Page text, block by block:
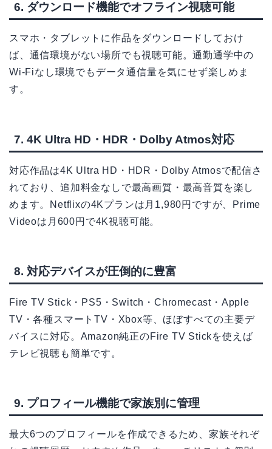
6. ダウンロード機能でオフライン視聴可能
スマホ・タブレットに作品をダウンロードしておけ
ば、通信環境がない場所でも視聴可能。通勤通学中の
Wi-Fiなし環境でもデータ通信量を気にせず楽しめま
す。
7. 4K Ultra HD・HDR・Dolby Atmos対応
対応作品は4K Ultra HD・HDR・Dolby Atmosで配信さ
れており、追加料金なしで最高画質・最高音質を楽し
めます。Netflixの4Kプランは月1,980円ですが、Prime
Videoは月600円で4K視聴可能。
8. 対応デバイスが圧倒的に豊富
Fire TV Stick・PS5・Switch・Chromecast・Apple
TV・各種スマートTV・Xbox等、ほぼすべての主要デ
バイスに対応。Amazon純正のFire TV Stickを使えば
テレビ視聴も簡単です。
9. プロフィール機能で家族別に管理
最大6つのプロフィールを作成できるため、家族それぞ